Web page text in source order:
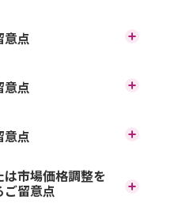
募集人に、また、変額保険
外貨建保険販売資格を保有
重要事項を記載した「ご契
等の内容をよくご確認くだ
意点
ください。
締結前交付書面（「契約概
、銀行による元本保証はあ
意点
ご契約のしおり・約
起情報」等の内容をよくご
意点
にあたっては、「商品パン
要事項を記載した「ご契約
市場価格調整を
ご留意点